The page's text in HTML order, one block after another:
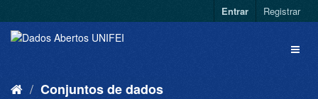
Entrar Registrar
Conjuntos de dados